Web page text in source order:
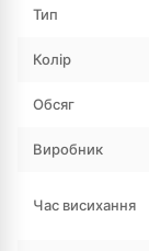
Тип
Колір
Обсяг
Виробник
Час висихання